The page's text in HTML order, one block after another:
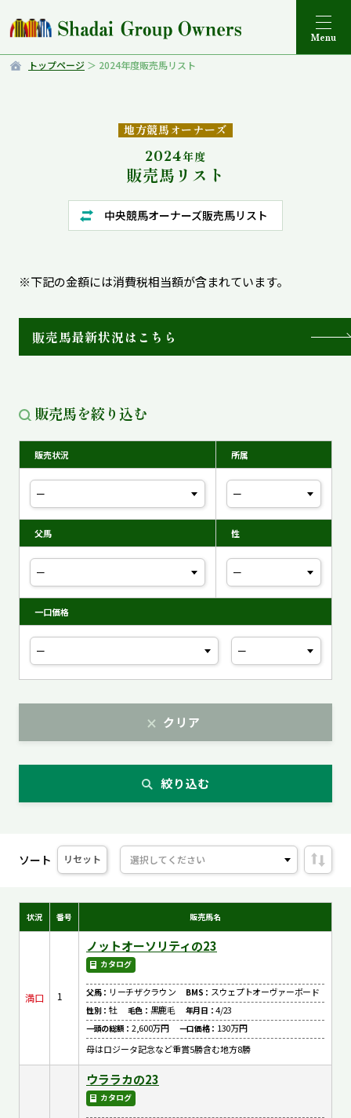
トップページ 2024年度販売馬リスト
地方競馬オーナーズ
2024年度
販売馬リスト
中央競馬オーナーズ販売馬リスト
※下記の金額には消費税相当額が含まれています。
販売馬最新状況はこちら
販売馬を絞り込む
販売状況 所属
父馬 性
一口価格
クリア
絞り込む
ソート リセット
状況 番号 販売馬名
満口 1
ノットオーソリティの23
カタログ
父馬： リーチザクラウン BMS： スウェプトオーヴァーボード
性別：牡 毛色： 黒鹿毛 年月日：4/23
一頭の総額：2,600万円 一口価格： 130万円
母はロジータ記念など重賞5勝含む地方8勝
ウララカの23
カタログ